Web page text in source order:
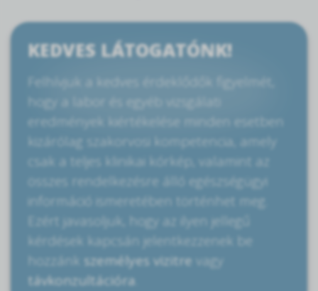
KEDVES LÁTOGATÓNK!
Felhívjuk a kedves érdeklődők figyelmét,
hogy a labor és egyéb vizsgálati
eredmények kiértékelése minden esetben
kizárólag szakorvosi kompetencia, amely
csak a teljes klinikai kórkép, valamint az
összes rendelkezésre álló egészségügyi
információ ismeretében történhet meg.
Ezért javasoljuk, hogy az ilyen jellegű
kérdések kapcsán jelentkezzenek be
hozzánk személyes vizitre vagy
távkonzultációra